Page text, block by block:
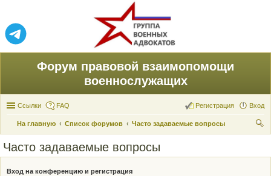
Форум правовой взаимопомощи
военнослужащих
Ссылки FAQ Вход
Регистрация
На главную Список форумов
Часто задаваемые вопросы
Часто задаваемые вопросы
Вход на конференцию и регистрация